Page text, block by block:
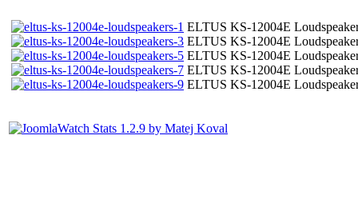
ELTUS KS-12004E
ELTUS KS-12004E
ELTUS KS-12004E
ELTUS KS-12004E
ELTUS KS-12004E